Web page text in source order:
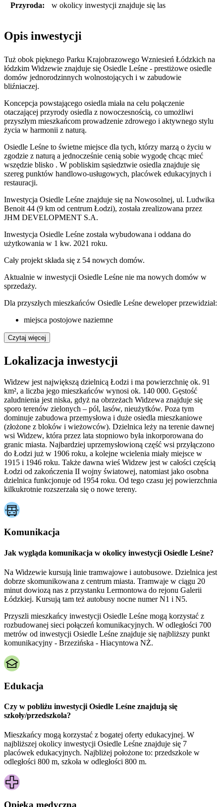
Przyroda: w okolicy inwestycji znajduje się las
Opis inwestycji
Tuż obok pięknego Parku Krajobrazowego Wzniesień Łódzkich na
łódzkim Widzewie znajduje się Osiedle Leśne - prestiżowe osiedle
domów jednorodzinnych wolnostojących i w zabudowie
bliźniaczej.
Koncepcja powstającego osiedla miała na celu połączenie
otaczającej przyrody osiedla z nowoczesnością, co umożliwi
przyszłym mieszkańcom prowadzenie zdrowego i aktywnego stylu
życia w harmonii z naturą.
Osiedle Leśne to świetne miejsce dla tych, którzy marzą o życiu w
zgodzie z naturą a jednocześnie cenią sobie wygodę chcąc mieć
wszędzie blisko . W pobliskim sąsiedztwie osiedla znajduje się
szereg punktów handlowo-usługowych, placówek edukacyjnych i
restauracji.
Inwestycja Osiedle Leśne znajduje się na Nowosolnej, ul. Ludwika
Benoit 44 (9 km od centrum Łodzi), została zrealizowana przez
JHM DEVELOPMENT S.A.
Inwestycja Osiedle Leśne została wybudowana i oddana do
użytkowania w 1 kw. 2021 roku.
Cały projekt składa się z 54 nowych domów.
Aktualnie w inwestycji Osiedle Leśne nie ma nowych domów w
sprzedaży.
Dla przyszłych mieszkańców Osiedle Leśne deweloper przewidział:
miejsca postojowe naziemne
Czytaj więcej
Lokalizacja inwestycji
Widzew jest największą dzielnicą Łodzi i ma powierzchnię ok. 91
km², a liczba jego mieszkańców wynosi ok. 140 000. Gęstość
zaludnienia jest niska, gdyż na obrzeżach Widzewa znajduje się
sporo terenów zielonych – pól, lasów, nieużytków. Poza tym
dominuje zabudowa przemysłowa i duże osiedla mieszkaniowe
(złożone z bloków i wieżowców). Dzielnica leży na terenie dawnej
wsi Widzew, która przez lata stopniowo była inkorporowana do
granic miasta. Najbardziej uprzemysłowioną część wsi przyłączono
do Łodzi już w 1906 roku, a kolejne wcielenia miały miejsce w
1915 i 1946 roku. Także dawna wieś Widzew jest w całości częścią
Łodzi od zakończenia II wojny światowej, natomiast jako osobna
dzielnica funkcjonuje od 1954 roku. Od tego czasu jej powierzchnia
kilkukrotnie rozszerzała się o nowe tereny.
Komunikacja
Jak wygląda komunikacja w okolicy inwestycji Osiedle Leśne?
Na Widzewie kursują linie tramwajowe i autobusowe. Dzielnica jest
dobrze skomunikowana z centrum miasta. Tramwaje w ciągu 20
minut dowiozą nas z przystanku Lermontowa do rejonu Galerii
Łódzkiej. Kursują tam też autobusy nocne numer N1 i N5.
Przyszli mieszkańcy inwestycji Osiedle Leśne mogą korzystać z
rozbudowanej sieci połączeń komunikacyjnych. W odległości 700
metrów od inwestycji Osiedle Leśne znajduje się najbliższy punkt
komunikacyjny - Brzezińska - Hiacyntowa NŻ.
Edukacja
Czy w pobliżu inwestycji Osiedle Leśne znajdują się
szkoły/przedszkola?
Mieszkańcy mogą korzystać z bogatej oferty edukacyjnej. W
najbliższej okolicy inwestycji Osiedle Leśne znajduje się 7
placówek edukacyjnych. Najbliżej położone to: przedszkole w
odległości 800 m, szkoła w odległości 800 m.
Opieka medyczna